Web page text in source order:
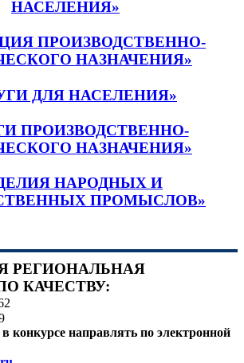
НАСЕЛЕНИЯ»
ПРОИЗВОДСТВЕННО-
НАЗНАЧЕНИЯ»
ДЛЯ НАСЕЛЕНИЯ»
ПРОИЗВОДСТВЕННО-
НАЗНАЧЕНИЯ»
НАРОДНЫХ И
ПРОМЫСЛОВ»
РЕГИОНАЛЬНАЯ
КАЧЕСТВУ:
конкурсе направлять по электронной